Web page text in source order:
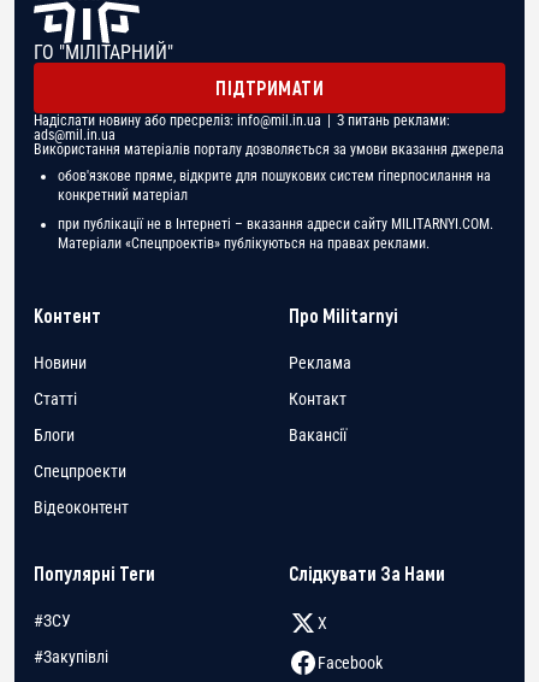
ГО "МІЛІТАРНИЙ"
ПІДТРИМАТИ
Надіслати новину або пресреліз: info@mil.in.ua | З питань реклами:
ads@mil.in.ua
Використання матеріалів порталу дозволяється за умови вказання джерела
обов'язкове пряме, відкрите для пошукових систем гіперпосилання на
конкретний матеріал
при публікації не в Інтернеті – вказання адреси сайту MILITARNYI.COM.
Матеріали «Спецпроектів» публікуються на правах реклами.
Контент
Новини
Статті
Блоги
Спецпроекти
Відеоконтент
Про Militarnyi
Реклама
Контакт
Вакансії
Популярні Теги
#ЗСУ
#Закупівлі
Слідкувати За Нами
X
Facebook